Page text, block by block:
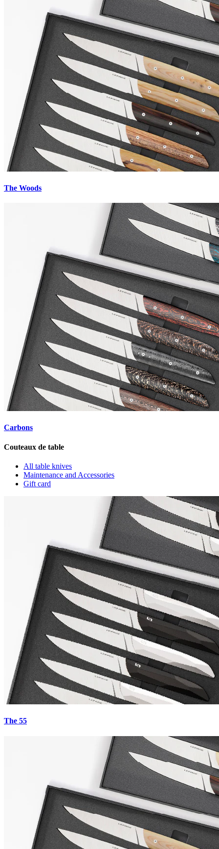
The Woods
Carbons
Couteaux de table
All table knives
Maintenance and Accessories
Gift card
The 55
5.0 27avis
Payez en 4x sans frais avec Paypal
Mars-Valley